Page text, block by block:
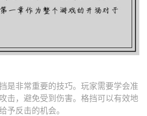
是非常重要的技巧。玩家需要学会准
击，避免受到伤害。格挡可以有效地
予反击的机会。